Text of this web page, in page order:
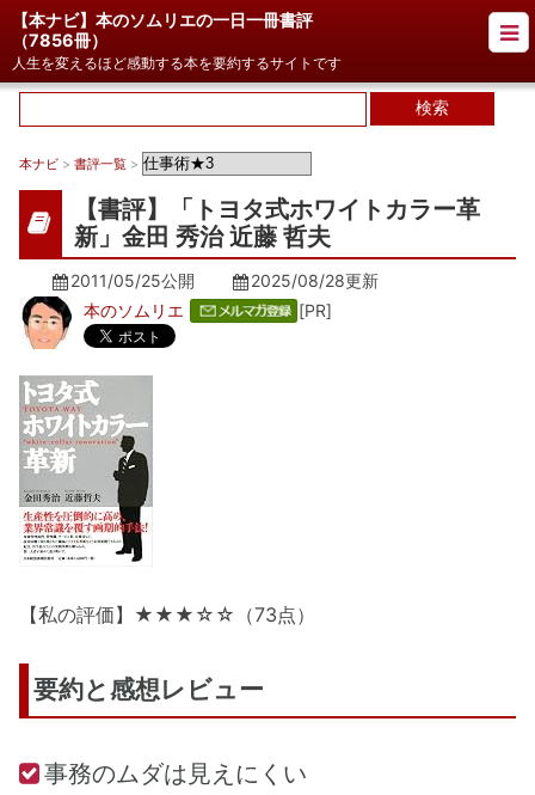
【本ナビ】本のソムリエの一日一冊書評
（7856冊）
人生を変えるほど感動する本を要約するサイトです
本ナビ > 書評一覧 >
【書評】「トヨタ式ホワイトカラー革
新」金田 秀治 近藤 哲夫
2011/05/25公開 2025/08/28更新
本のソムリエ
[PR]
【私の評価】★★★☆☆（73点）
要約と感想レビュー
事務のムダは見えにくい